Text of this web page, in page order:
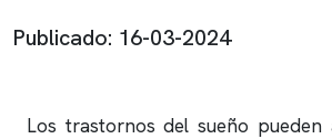
Publicado: 16-03-2024
Los trastornos del sueño